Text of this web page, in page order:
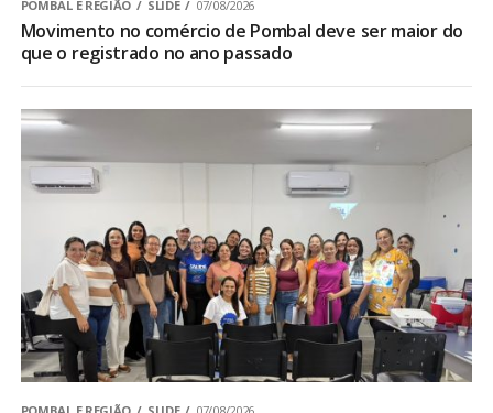
POMBAL E REGIÃO SLIDE 07/08/2026
Movimento no comércio de Pombal deve ser maior do
que o registrado no ano passado